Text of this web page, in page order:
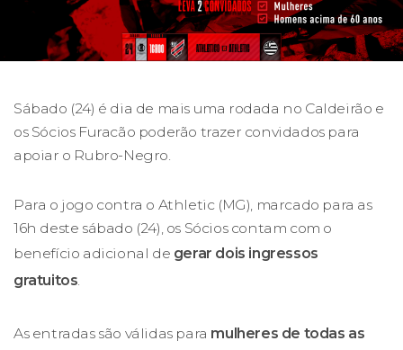
Sábado (24) é dia de mais uma rodada no Caldeirão e
os Sócios Furacão poderão trazer convidados para
apoiar o Rubro-Negro.
Para o jogo contra o Athletic (MG), marcado para as
16h deste sábado (24), os Sócios contam com o
benefício adicional de gerar dois ingressos
gratuitos.
As entradas são válidas para mulheres de todas as